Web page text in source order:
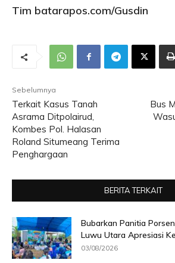
Tim batarapos.com/Gusdin
Sebelumnya
Terkait Kasus Tanah
Asrama Ditpolairud,
Kombes Pol. Halasan
Roland Situmeang Terima
Penghargaan
Bus
BERITA TERKAIT
Bubarkan Panitia
Luwu Utara Apresiasi
03/08/2026